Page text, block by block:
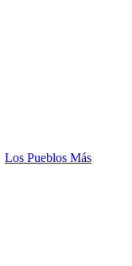
Los Pueblos Más